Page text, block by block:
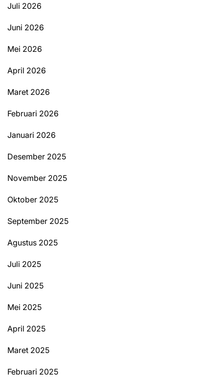
Juli 2026
Juni 2026
Mei 2026
April 2026
Maret 2026
Februari 2026
Januari 2026
Desember 2025
November 2025
Oktober 2025
September 2025
Agustus 2025
Juli 2025
Juni 2025
Mei 2025
April 2025
Maret 2025
Februari 2025